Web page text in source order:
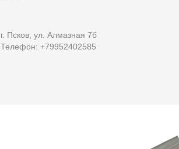
г. Псков, ул. Алмазная 7б
Телефон: +79952402585